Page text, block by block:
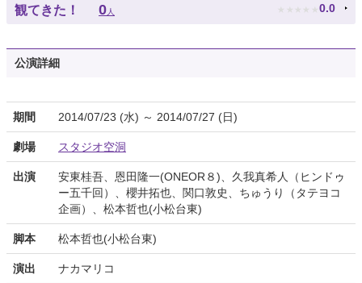
観てきた！ 0人 ★ ★ ★ ★ ★ 0.0
公演詳細
期間 2014/07/23 (水) ～ 2014/07/27 (日)
劇場 スタジオ空洞
出演
安東桂吾、恩田隆一(ONEOR８)、久我真希人（ヒンドゥ
ー五千回）、櫻井拓也、関口敦史、ちゅうり（タテヨコ
企画）、松本哲也(小松台東)
脚本 松本哲也(小松台東)
演出 ナカマリコ